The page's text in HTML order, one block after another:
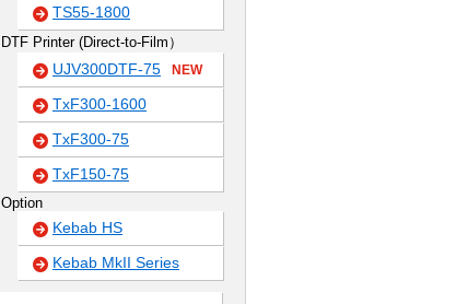
TS55-1800
DTF Printer (Direct-to-Film）
UJV300DTF-75 NEW
TxF300-1600
TxF300-75
TxF150-75
Option
Kebab HS
Kebab MkII Series